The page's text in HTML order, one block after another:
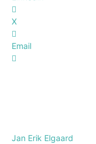
X
Email
Jan Erik Elgaard